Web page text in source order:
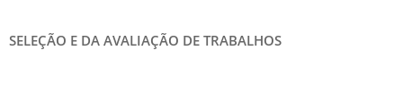
SELEÇÃO E DA AVALIAÇÃO DE TRABALHOS